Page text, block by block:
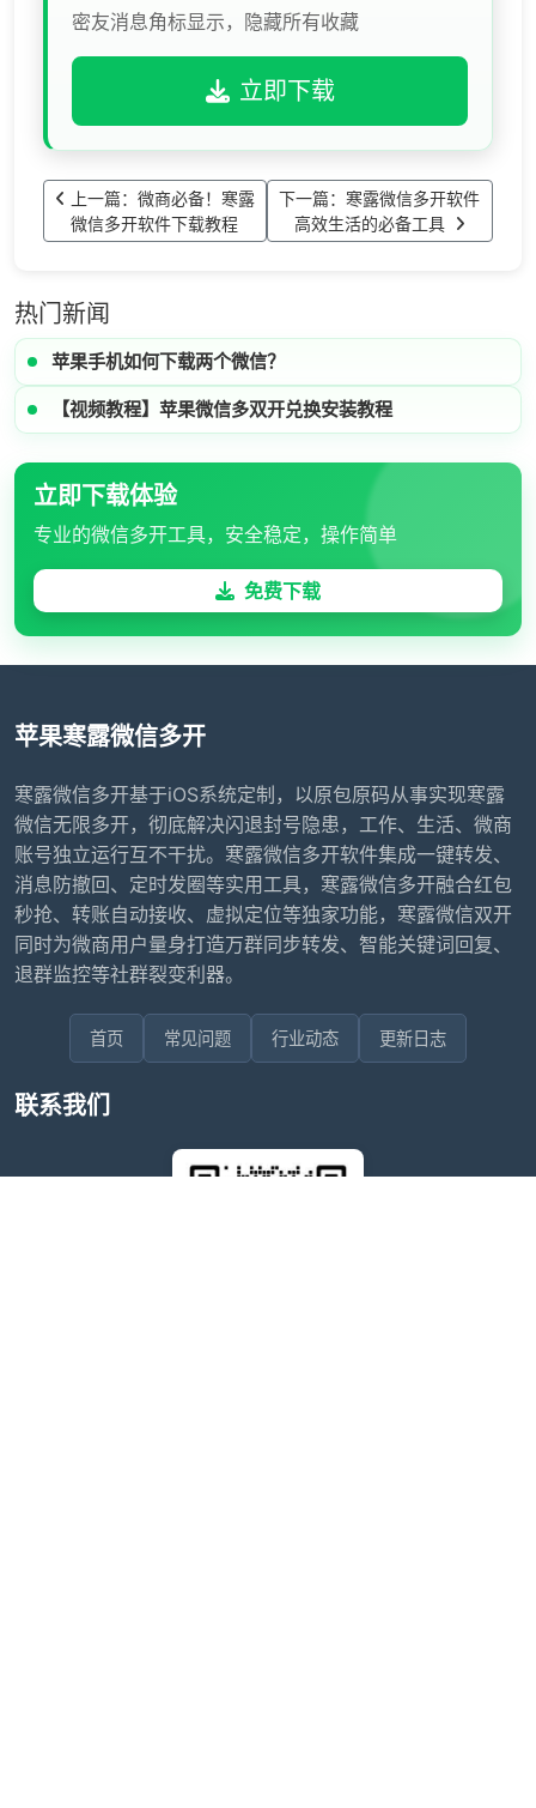
密友消息角标显示，隐藏所有收藏
立即下载
上一篇：微商必备！寒露
微信多开软件下载教程
下一篇：寒露微信多开软件
高效生活的必备工具
热门新闻
苹果手机如何下载两个微信？
【视频教程】苹果微信多双开兑换安装教程
立即下载体验
专业的微信多开工具，安全稳定，操作简单
免费下载
苹果寒露微信多开
寒露微信多开基于iOS系统定制，以原包原码从事实现寒露
微信无限多开，彻底解决闪退封号隐患，工作、生活、微商
账号独立运行互不干扰。寒露微信多开软件集成一键转发、
消息防撤回、定时发圈等实用工具，寒露微信多开融合红包
秒抢、转账自动接收、虚拟定位等独家功能，寒露微信双开
同时为微商用户量身打造万群同步转发、智能关键词回复、
退群监控等社群裂变利器。
首页 常见问题 行业动态 更新日志
联系我们